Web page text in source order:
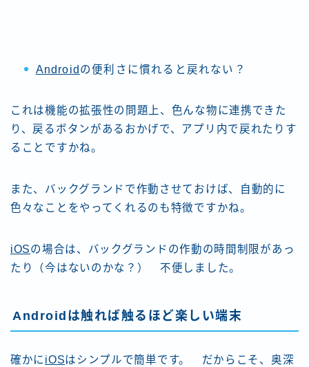
Android の便利さに慣れると戻れない？
これは機能の拡張性の問題上、色んな物に連携できた
り、戻るボタンがあるおかげで、アプリ内で戻れたりす
ることですかね。
また、バックグランドで作動させておけば、自動的に
色々なことをやってくれるのも特徴ですかね。
iOSの場合は、バックグランドの作動の時間制限があっ
たり（今はないのかな？） 不便しました。
Android は触れば触るほど楽しい端末
確かに iOSはシンプルで簡単です。 だからこそ、奥深